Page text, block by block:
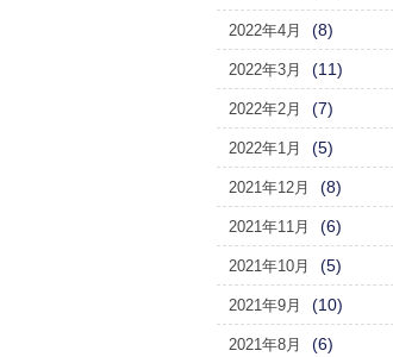
2022年4月 (8)
2022年3月 (11)
2022年2月 (7)
2022年1月 (5)
2021年12月 (8)
2021年11月 (6)
2021年10月 (5)
2021年9月 (10)
2021年8月 (6)